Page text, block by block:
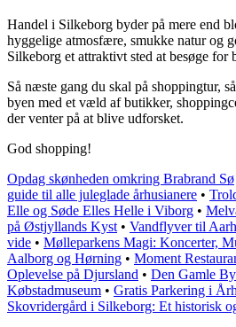
Handel i Silkeborg byder på mere end
hyggelige atmosfære, smukke natur og
Silkeborg et attraktivt sted at besøge for
Så næste gang du skal på shoppingtur,
byen med et væld af butikker,
der venter på at blive udforsket.
God shopping!
Opdag skønheden omkring Brabrand Sø
guide til alle juleglade århusianere •
Elle og Søde Elles Helle i Viborg •
på Østjyllands Kyst • Vandflyver til
vide • Mølleparkens Magi: Koncerter,
Aalborg og Hørning • Moment
Oplevelse på Djursland • Den Gamle
Købstadmuseum • Gratis Parkering i
Skovridergård i Silkeborg: Et historisk